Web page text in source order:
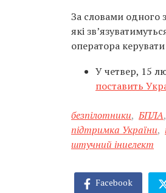
За словами одного
які
оператора
У четвер, 15
поставить
безпілотники, БПЛА,
підтримка України,
штучний іниелект
Facebook